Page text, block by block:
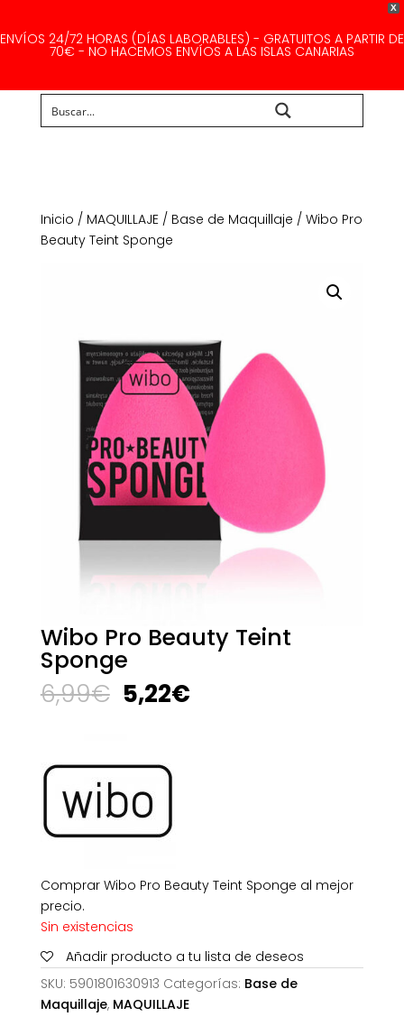
X
ENVÍOS 24/72 HORAS (DÍAS LABORABLES) - GRATUITOS A PARTIR DE
70€ - NO HACEMOS ENVÍOS A LAS ISLAS CANARIAS
Inicio / MAQUILLAJE/ Base de Maquillaje / Wibo Pro
Beauty Teint Sponge
Wibo Pro Beauty Teint
Sponge
6,99€ El
precio
6,99€.
5,22€El
Comprar Wibo Pro Beauty Teint Sponge al mejor
precio.
Sin existencias
Añadir producto a tu lista de deseos
SKU: 5901801630913 Categorías: Base de
Maquillaje, MAQUILLAJE